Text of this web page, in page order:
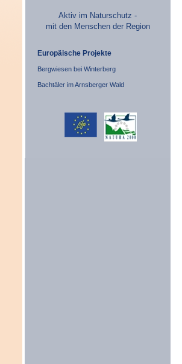
Aktiv im Naturschutz -
mit den Menschen der Region
Europäische Projekte
Bergwiesen bei Winterberg
Bachtäler im Arnsberger Wald